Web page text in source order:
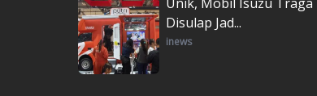
Disulap Jad...
inews